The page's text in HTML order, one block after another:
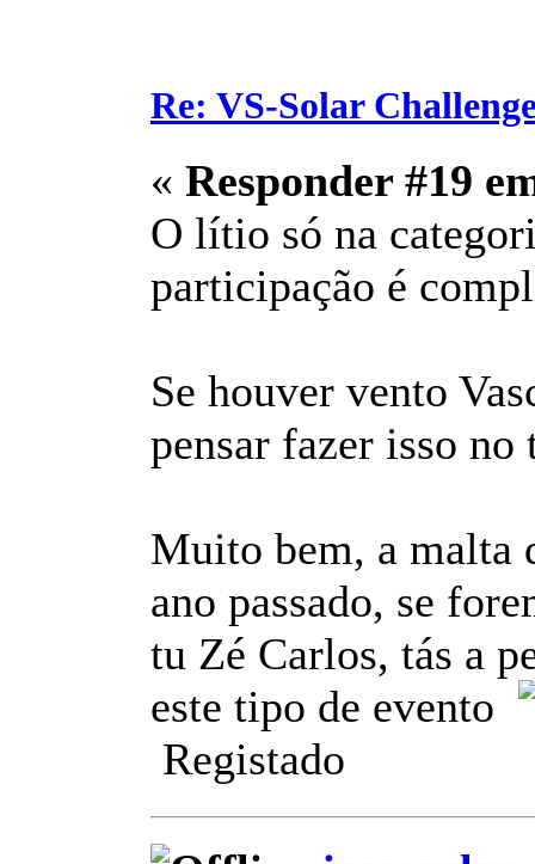
Re: VS-Solar
« Responder #19
O lítio só na
participação é
Se houver vento
pensar fazer isso
Muito bem, a malta
ano passado, se
tu Zé Carlos, tás a
este tipo de evento
Registado